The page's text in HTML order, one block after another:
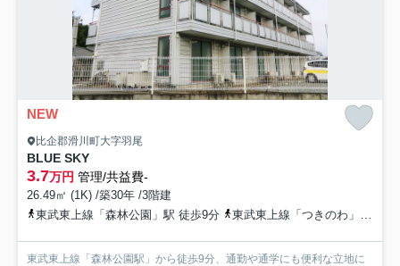
NEW
比企郡滑川町大字羽尾
BLUE SKY
3.7万円 管理/共益費-
26.49㎡ (1K) /築30年 /3階建
東武東上線「森林公園」駅 徒歩9分
東武東上線「つきのわ」駅 徒歩41分
東武東上線「森林公園駅」から徒歩9分、通勤や通学にも便利な立地に